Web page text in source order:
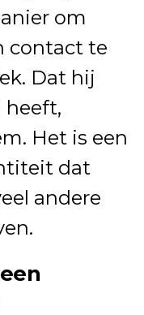
om
contact te
Dat hij
heeft,
Het is een
dat
andere